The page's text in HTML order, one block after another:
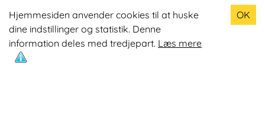
Hjemmesiden anvender cookies til at huske
dine indstillinger og statistik. Denne
information deles med tredjepart. Læs mere
OK
Populære produkter
Odin R900 Romaskine
Odin S900 Spinningcykel